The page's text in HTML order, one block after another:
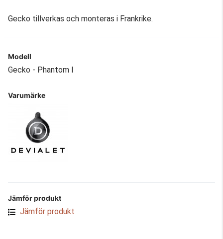
Gecko tillverkas och monteras i Frankrike.
Modell
Gecko - Phantom I
Varumärke
Jämför produkt
Jämför produkt